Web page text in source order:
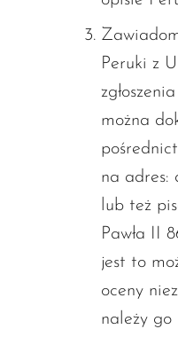
Peruki z
można
na adres:
lub też
Pawła II
jest to
oceny
należy go